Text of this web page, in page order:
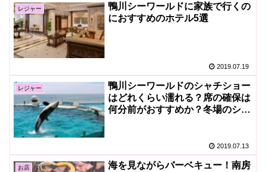
レジャー
鴨川シーワールドに家族で行くの
におすすめのホテル5選
2019.07.19
レジャー
鴨川シーワールドのシャチショー
はどれくらい濡れる？席の確保は
何分前がおすすめか？冬場のシャ
2019.07.13
お店
海を見ながらバーベキュー！南房